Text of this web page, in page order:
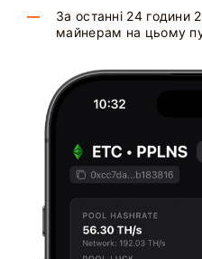
За останні 24 години
майнерам на цьому